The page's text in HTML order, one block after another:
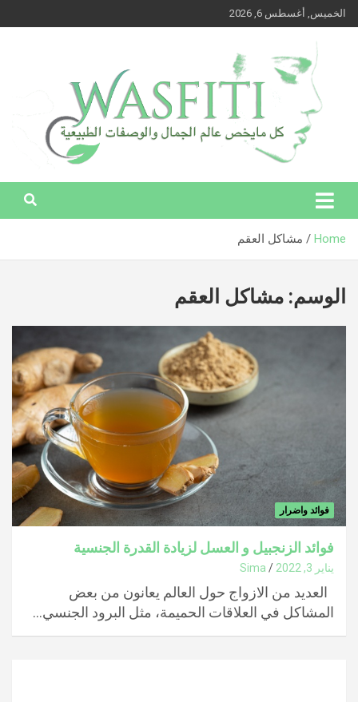
Skip
to
الخميس, أغسطس 6, 2026
وصفتي – كل ما يخص عالم الجمال
والوصفات الطبيعية
Home مشاكل العقم
الوسم: مشاكل العقم
فوائد واضرار
فوائد الزنجبيل و العسل لزيادة القدرة الجنسية
يناير 3, 2022 Sima
العديد من الازواج حول العالم يعانون من بعض
المشاكل في العلاقات الحميمة، مثل البرود الجنسي…